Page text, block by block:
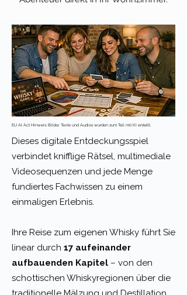
EU AI Act Hinweis: Bilder, Texte und Audios wurden zum Teil mit KI erstellt.
Dieses digitale Entdeckungsspiel
verbindet knifflige Rätsel, multimediale
Videosequenzen und jede Menge
fundiertes Fachwissen zu einem
einmaligen Erlebnis.
Ihre Reise zum eigenen Whisky führt Sie
linear durch 17 aufeinander
aufbauenden Kapitel – von den
schottischen Whiskyregionen über die